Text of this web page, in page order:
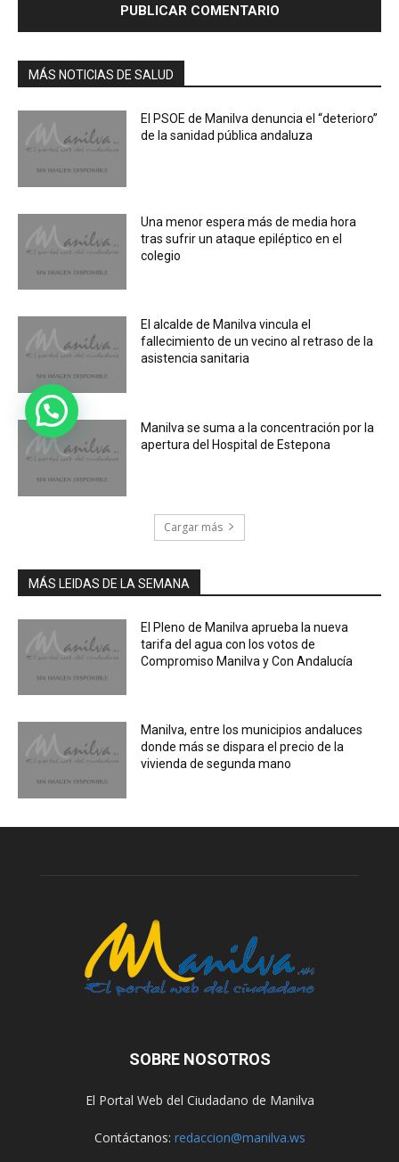
MÁS NOTICIAS DE SALUD
El PSOE de Manilva denuncia el “deterioro”
de la sanidad pública andaluza
Una menor espera más de media hora
tras sufrir un ataque epiléptico en el
colegio
El alcalde de Manilva vincula el
fallecimiento de un vecino al retraso de la
asistencia sanitaria
Manilva se suma a la concentración por la
apertura del Hospital de Estepona
Cargar más
MÁS LEIDAS DE LA SEMANA
El Pleno de Manilva aprueba la nueva
tarifa del agua con los votos de
Compromiso Manilva y Con Andalucía
Manilva, entre los municipios andaluces
donde más se dispara el precio de la
vivienda de segunda mano
SOBRE NOSOTROS
El Portal Web del Ciudadano de Manilva
Contáctanos: redaccion@manilva.ws